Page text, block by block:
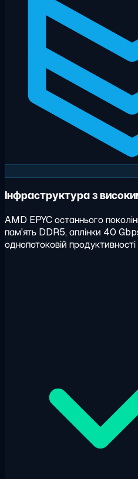
Інфраструктура з
AMD EPYC останнього
пам'ять DDR5, аплінки 40
однопотоковій